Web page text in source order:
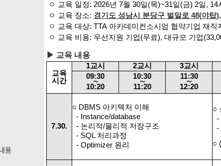
용
ㅇ 교육 일정: 2026년 7월 30일(목)~31일(금) 2일, 14
ㅇ 교육 장소: 경기도 성남시 분당구 벌말로 48(야탑
ㅇ 교육 대상: TTA 아카데미컨소시엄 협약기업 재직
ㅇ 교육 비용: 우선지원 기업(무료), 대규모 기업
▶ 교육 내용
교육
시간
1교시 2교시 3교시
09:30
∼
10:20
10:30
∼
11:20
11:30
∼
12:20
7.30.
○ DBMS 아키텍처 이해
- Instance/database
- 논리적/물리적 저장구조
- SQL 처리과정
- Optimizer 원리
○
-
-
○